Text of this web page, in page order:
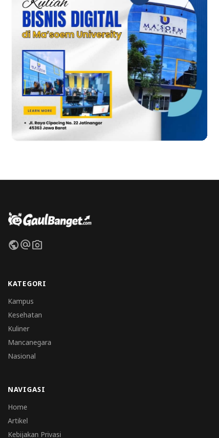
publicalternate_emailphoto_camera
KATEGORI
Kampus
Kesehatan
Kuliner
Mancanegara
Nasional
NAVIGASI
Home
Artikel
Kebijakan Privasi